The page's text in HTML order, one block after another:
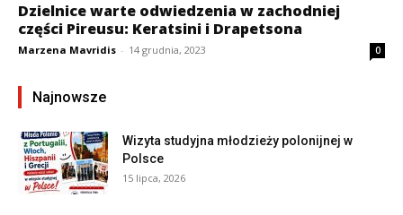
Dzielnice warte odwiedzenia w zachodniej
części Pireusu: Keratsini i Drapetsona
Marzena Mavridis - 14 grudnia, 2023 0
Najnowsze
Wizyta studyjna młodzieży polonijnej w
Polsce
15 lipca, 2026